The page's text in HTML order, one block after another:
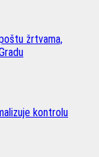
žrtvama,
kontrolu